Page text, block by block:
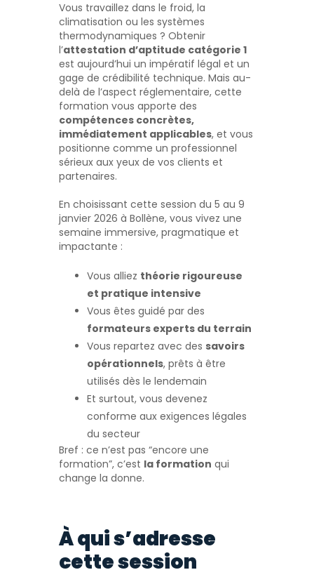
Vous travaillez dans le froid, la
climatisation ou les systèmes
thermodynamiques ? Obtenir
l’attestation d’aptitude catégorie 1
est aujourd’hui un impératif légal et un
gage de crédibilité technique. Mais au-
delà de l’aspect réglementaire, cette
formation vous apporte des
compétences concrètes,
immédiatement applicables, et vous
positionne comme un professionnel
sérieux aux yeux de vos clients et
partenaires.
En choisissant cette session du 5 au 9
janvier 2026 à Bollène, vous vivez une
semaine immersive, pragmatique et
impactante :
Vous alliez théorie rigoureuse
et pratique intensive
Vous êtes guidé par des
formateurs experts du terrain
Vous repartez avec des savoirs
opérationnels, prêts à être
utilisés dès le lendemain
Et surtout, vous devenez
conforme aux exigences légales
du secteur
Bref : ce n’est pas “encore une
formation”, c’est la formation qui
change la donne.
À qui s’adresse
cette session